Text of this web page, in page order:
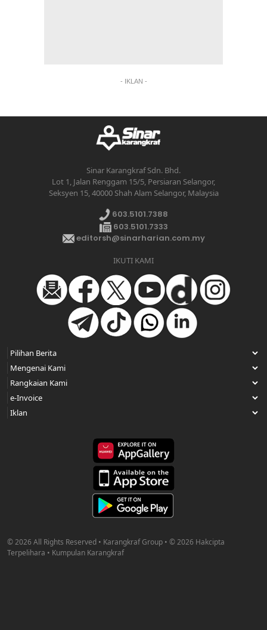
- IKLAN -
Sinar Karangkraf Sdn. Bhd.
Lot 1, Jalan Renggam 15/5, Persiaran Selangor,
Seksyen 15, 40000 Shah Alam Selangor, Malaysia
603.5101.7388
603.5101.7333
editorsh@sinarharian.com.my
IKUTI KAMI
© 2026 All Rights Reserved • Karangkraf Group • © 2026 Hakcipta
Terpelihara • Kumpulan Karangkraf